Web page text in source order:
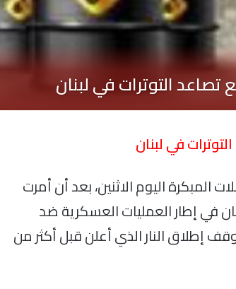
بأكثر من 2% في التعاملات المبكرة اليوم الاثنين، بعد أن أمرت
في إطار العمليات العسكرية ضد
إطلاق النار الذي أعلن قبل أكثر من